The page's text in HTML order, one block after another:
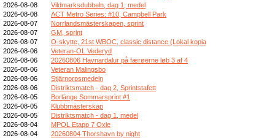
2026-08-08
Vildmarksdubbeln, dag 1, medel
2026-08-08
ACT Metro Series: #10, Campbell Park
2026-08-07
Norrlandsmästerskapen, sprint
2026-08-07
GM, sprint
2026-08-07
O-skytte, 21st WBOC, classic distance (Lokal kopia
2026-08-06
Veteran-OL Vederyd
2026-08-06
20260806 Havnardalur på færøerne løb 3 af 4
2026-08-06
Veteran Malingsbo
2026-08-06
Stjärnorpsmedeln
2026-08-06
Distriktsmatch - dag 2, Sprintstafett
2026-08-05
Borlänge Sommarsprint #1
2026-08-05
Klubbmästerskap
2026-08-05
Distriktsmatch - dag 1, medel
2026-08-04
MPOL Etapp 7 Oxie
2026-08-04
20260804 Thorshavn by night